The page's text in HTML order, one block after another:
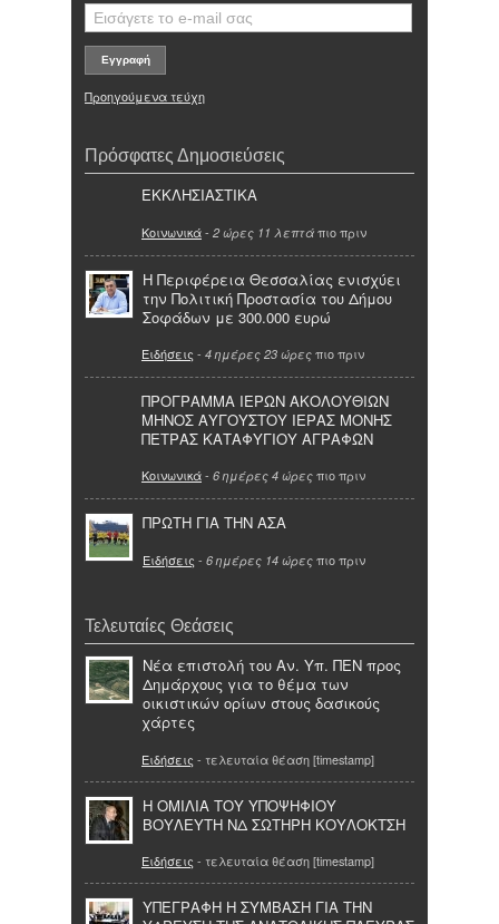
Προηγούμενα τεύχη
Πρόσφατες Δημοσιεύσεις
ΕΚΚΛΗΣΙΑΣΤΙΚΑ
Κοινωνικά- 2 ώρες 11 λεπτά πιο πριν
Η Περιφέρεια Θεσσαλίας ενισχύει
την Πολιτική Προστασία του Δήμου
Σοφάδων με 300.000 ευρώ
Ειδήσεις - 4 ημέρες 23 ώρες πιο πριν
ΠΡΟΓΡΑΜΜΑ ΙΕΡΩΝ ΑΚΟΛΟΥΘΙΩΝ
ΜΗΝΟΣ ΑΥΓΟΥΣΤΟΥ ΙΕΡΑΣ ΜΟΝΗΣ
ΠΕΤΡΑΣ ΚΑΤΑΦΥΓΙΟΥ ΑΓΡΑΦΩΝ
Κοινωνικά- 6 ημέρες 4 ώρες πιο πριν
ΠΡΩΤΗ ΓΙΑ ΤΗΝ ΑΣΑ
Ειδήσεις - 6 ημέρες 14 ώρες πιο πριν
Τελευταίες Θεάσεις
Νέα επιστολή του Αν. Υπ. ΠΕΝ προς
Δημάρχους για το θέμα των
οικιστικών ορίων στους δασικούς
χάρτες
Ειδήσεις - τελευταία θέαση [timestamp]
Η ΟΜΙΛΙΑ ΤΟΥ ΥΠΟΨΗΦΙΟΥ
ΒΟΥΛΕΥΤΗ ΝΔ ΣΩΤΗΡΗ ΚΟΥΛΟΚΤΣΗ
Ειδήσεις - τελευταία θέαση [timestamp]
ΥΠΕΓΡΑΦΗ Η ΣΥΜΒΑΣΗ ΓΙΑ ΤΗΝ